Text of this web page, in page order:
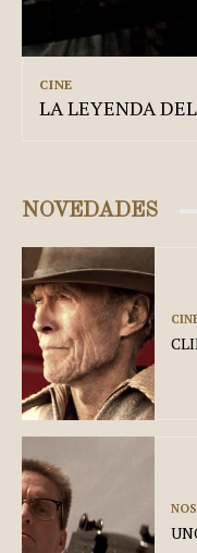
CINE
LA LEYENDA
NOVEDADES